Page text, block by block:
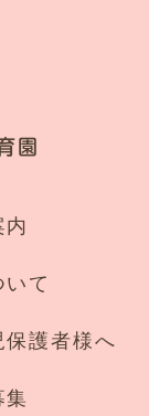
園
内
いて
保護者様へ
集